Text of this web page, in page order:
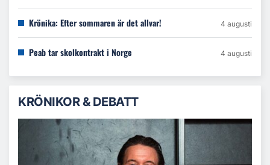
Krönika: Efter sommaren är det allvar! 4 augusti
Peab tar skolkontrakt i Norge 4 augusti
KRÖNIKOR & DEBATT